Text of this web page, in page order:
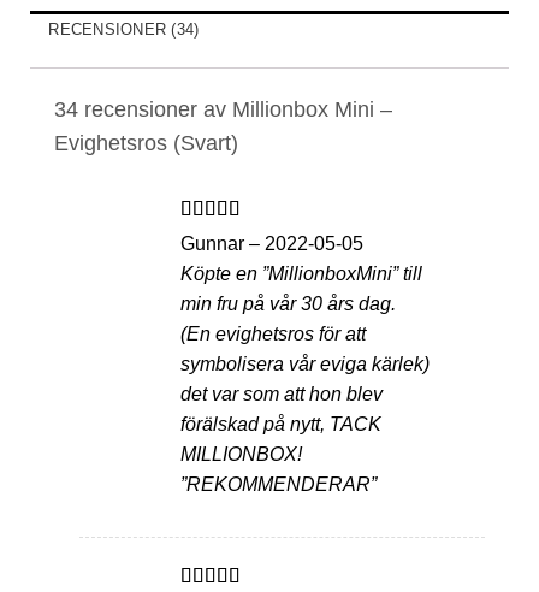
RECENSIONER (34)
34 recensioner av Millionbox Mini –
Evighetsros (Svart)
Betygsatt
av 5
Gunnar – 2022-05-05
Köpte en ”MillionboxMini” till
min fru på vår 30 års dag.
(En evighetsros för att
symbolisera vår eviga kärlek)
det var som att hon blev
förälskad på nytt, TACK
MILLIONBOX!
”REKOMMENDERAR”